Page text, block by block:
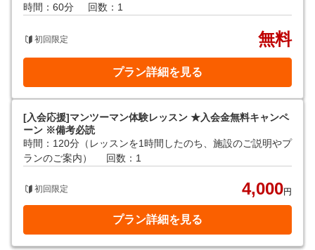
時間：60分
回数：1
初回限定 無料
プラン詳細を見る
[入会応援]マンツーマン体験レッスン ★入会金無料キャンペ
ーン ※備考必読
時間：120分（レッスンを1時間したのち、施設のご説明やプ
ランのご案内）
回数：1
初回限定 4,000円
プラン詳細を見る